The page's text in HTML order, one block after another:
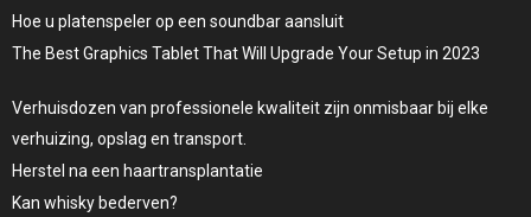
Hoe u platenspeler op een soundbar aansluit
The Best Graphics Tablet That Will Upgrade Your Setup in 2023
Verhuisdozen van professionele kwaliteit zijn onmisbaar bij elke
verhuizing, opslag en transport.
Herstel na een haartransplantatie
Kan whisky bederven?